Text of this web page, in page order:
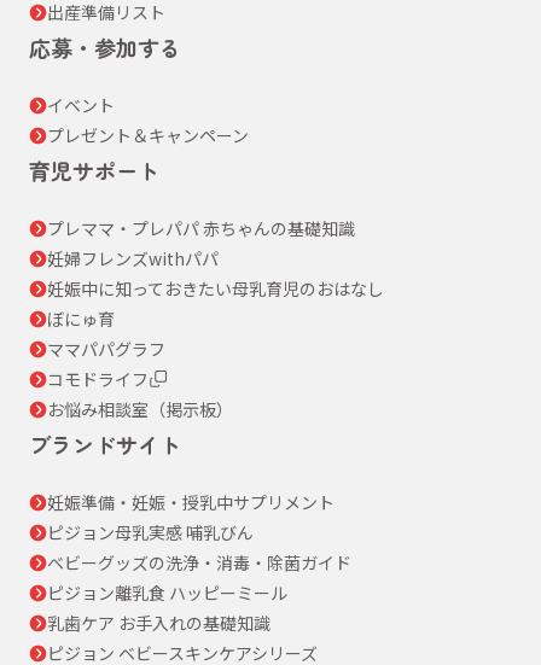
出産準備リスト
応募・参加する
イベント
プレゼント＆キャンペーン
育児サポート
プレママ・プレパパ 赤ちゃんの基礎知識
妊婦フレンズwithパパ
妊娠中に知っておきたい母乳育児のおはなし
ぼにゅ育
ママパパグラフ
コモドライフ
お悩み相談室（掲示板）
ブランドサイト
妊娠準備・妊娠・授乳中サプリメント
ピジョン母乳実感 哺乳びん
ベビーグッズの洗浄・消毒・除菌ガイド
ピジョン離乳食 ハッピーミール
乳歯ケア お手入れの基礎知識
ピジョン ベビースキンケアシリーズ